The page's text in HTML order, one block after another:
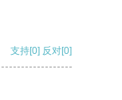
支持[0] 反对[0]